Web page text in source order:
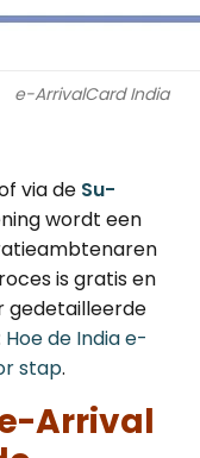
e-ArrivalCard India
via de Su-
wordt een
is gratis en
gedetailleerde
Hoe de India e-
stap.
Arrival